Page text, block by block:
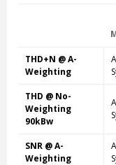
THD+N @ A-
Weighting
THD @ No-
Weighting
90kBw
SNR @ A-
Weighting